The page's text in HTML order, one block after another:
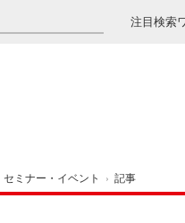
注目検索
セミナー・イベント › 記事